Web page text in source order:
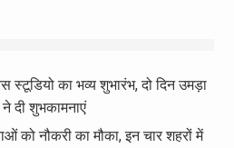
स्टूडियो का भव्य शुभारंभ, दो दिन उमड़ा
दी शुभकामनाएं
को नौकरी का मौका, इन चार शहरों में